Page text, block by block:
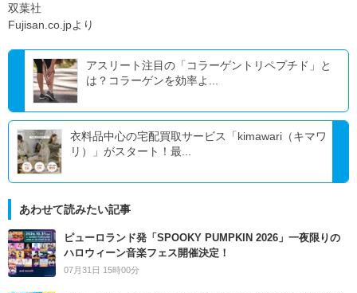
双葉社
Fujisan.co.jpより
アスリート注目の「コラーゲントリペプチド」と
は？コラーゲンを効率よ...
衣料品中心の宅配買取サービス「kimawari（キマワ
リ）」がスタート！最...
あわせて読みたい記事
ピューロランド発「SPOOKY PUMPKIN 2026」一夜限りの
ハロウィーン音楽フェス開催決定！
07月31日 15時00分